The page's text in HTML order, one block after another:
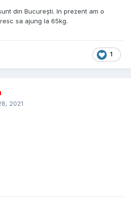
din București. In prezent am o
sa ajung la 65kg.
1
2021